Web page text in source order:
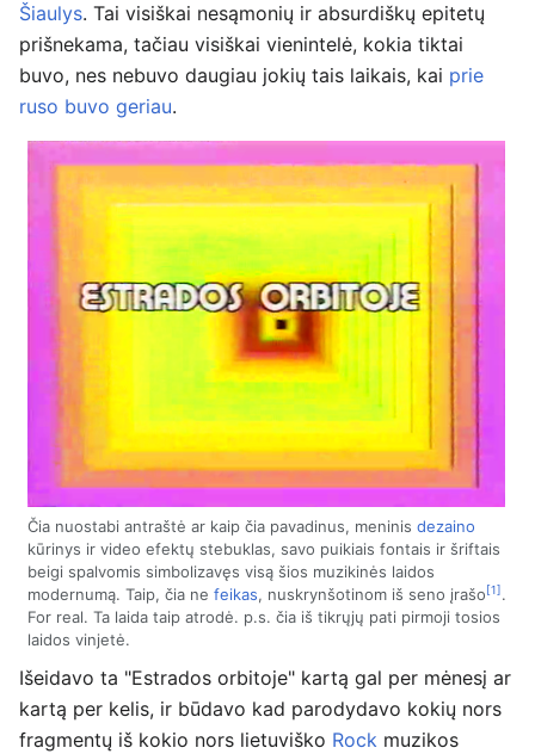
Šiaulys. Tai visiškai nesąmonių ir absurdiškų epitetų
prišnekama, tačiau visiškai vienintelė, kokia tiktai
buvo, nes nebuvo daugiau jokių tais laikais, kai prie
ruso buvo geriau.
Čia nuostabi antraštė ar kaip čia pavadinus, meninis dezaino
kūrinys ir video efektų stebuklas, savo puikiais fontais ir šriftais
beigi spalvomis simbolizavęs visą šios muzikinės laidos
modernumą. Taip, čia ne feikas, nuskrynšotinom iš seno įrašo[1].
For real. Ta laida taip atrodė. p.s. čia iš tikrųjų pati pirmoji tosios
laidos vinjetė.
Išeidavo ta "Estrados orbitoje" kartą gal per mėnesį ar
kartą per kelis, ir būdavo kad parodydavo kokių nors
fragmentų iš kokio nors lietuviško Rock muzikos